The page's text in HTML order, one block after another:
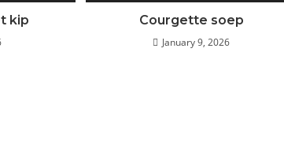
kip Courgette soep
January 9, 2026